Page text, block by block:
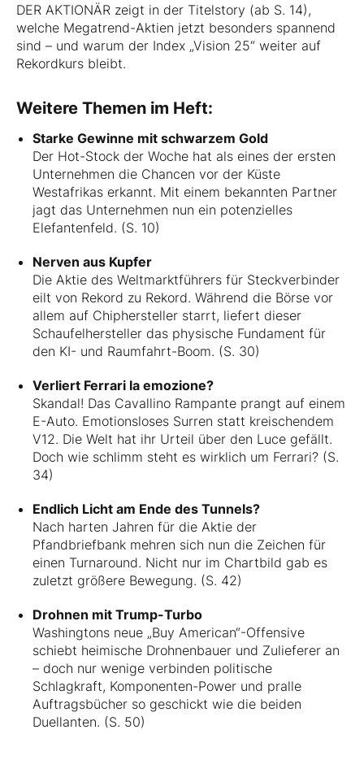
DER AKTIONÄR zeigt in der Titelstory (ab S. 14),
welche Megatrend-Aktien jetzt besonders spannend
sind – und warum der Index „Vision 25“ weiter auf
Rekordkurs bleibt.
Weitere Themen im Heft:
Starke Gewinne mit schwarzem Gold
Der Hot-Stock der Woche hat als eines der ersten
Unternehmen die Chancen vor der Küste
Westafrikas erkannt. Mit einem bekannten Partner
jagt das Unternehmen nun ein potenzielles
Elefantenfeld. (S. 10)
Nerven aus Kupfer
Die Aktie des Weltmarktführers für Steckverbinder
eilt von Rekord zu Rekord. Während die Börse vor
allem auf Chiphersteller starrt, liefert dieser
Schaufelhersteller das physische Fundament für
den KI- und Raumfahrt-Boom. (S. 30)
Verliert Ferrari la emozione?
Skandal! Das Cavallino Rampante prangt auf einem
E-Auto. Emotionsloses Surren statt kreischendem
V12. Die Welt hat ihr Urteil über den Luce gefällt.
Doch wie schlimm steht es wirklich um Ferrari? (S.
34)
Endlich Licht am Ende des Tunnels?
Nach harten Jahren für die Aktie der
Pfandbriefbank mehren sich nun die Zeichen für
einen Turnaround. Nicht nur im Chartbild gab es
zuletzt größere Bewegung. (S. 42)
Drohnen mit Trump-Turbo
Washingtons neue „Buy American“-Offensive
schiebt heimische Drohnenbauer und Zulieferer an
– doch nur wenige verbinden politische
Schlagkraft, Komponenten-Power und pralle
Auftragsbücher so geschickt wie die beiden
Duellanten. (S. 50)